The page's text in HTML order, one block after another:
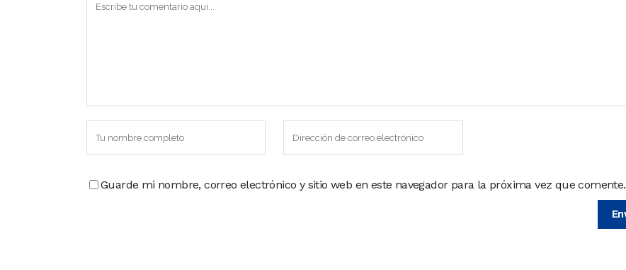
Guarde mi nombre, correo electrónico y sitio web en este navegador para la próxima vez que comente.